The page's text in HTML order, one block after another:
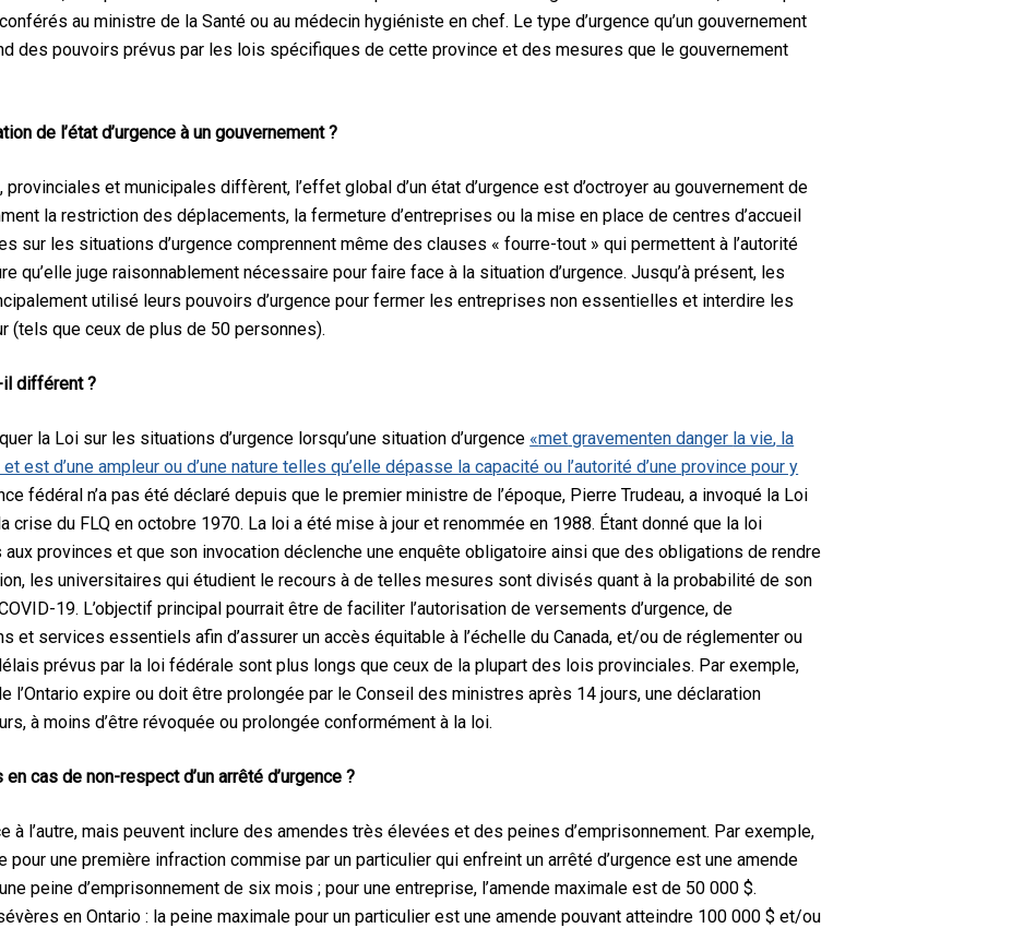
au ministre de la Santé ou au médecin hygiéniste en chef. Le type d’urgence qu’un gouvernement
des pouvoirs prévus par les lois spécifiques de cette province et des mesures que le gouvernement
de l’état d’urgence à un gouvernement ?
et municipales diffèrent, l’effet global d’un état d’urgence est d’octroyer au gouvernement de
la restriction des déplacements, la fermeture d’entreprises ou la mise en place de centres d’accueil
sur les situations d’urgence comprennent même des clauses « fourre-tout » qui permettent à l’autorité
qu’elle juge raisonnablement nécessaire pour faire face à la situation d’urgence. Jusqu’à présent, les
utilisé leurs pouvoirs d’urgence pour fermer les entreprises non essentielles et interdire les
(tels que ceux de plus de 50 personnes).
il différent ?
la Loi sur les situations d’urgence lorsqu’une situation d’urgence «met gravementen danger la vie, la
est d’une ampleur ou d’une nature telles qu’elle dépasse la capacité ou l’autorité d’une province pour y
fédéral n’a pas été déclaré depuis que le premier ministre de l’époque, Pierre Trudeau, a invoqué la Loi
crise du FLQ en octobre 1970. La loi a été mise à jour et renommée en 1988. Étant donné que la loi
provinces et que son invocation déclenche une enquête obligatoire ainsi que des obligations de rendre
les universitaires qui étudient le recours à de telles mesures sont divisés quant à la probabilité de son
19. L’objectif principal pourrait être de faciliter l’autorisation de versements d’urgence, de
et services essentiels afin d’assurer un accès équitable à l’échelle du Canada, et/ou de réglementer ou
prévus par la loi fédérale sont plus longs que ceux de la plupart des lois provinciales. Par exemple,
l’Ontario expire ou doit être prolongée par le Conseil des ministres après 14 jours, une déclaration
à moins d’être révoquée ou prolongée conformément à la loi.
cas de non-respect d’un arrêté d’urgence ?
à l’autre, mais peuvent inclure des amendes très élevées et des peines d’emprisonnement. Par exemple,
pour une première infraction commise par un particulier qui enfreint un arrêté d’urgence est une amende
peine d’emprisonnement de six mois ; pour une entreprise, l’amende maximale est de 50 000 $.
en Ontario : la peine maximale pour un particulier est une amende pouvant atteindre 100 000 $ et/ou